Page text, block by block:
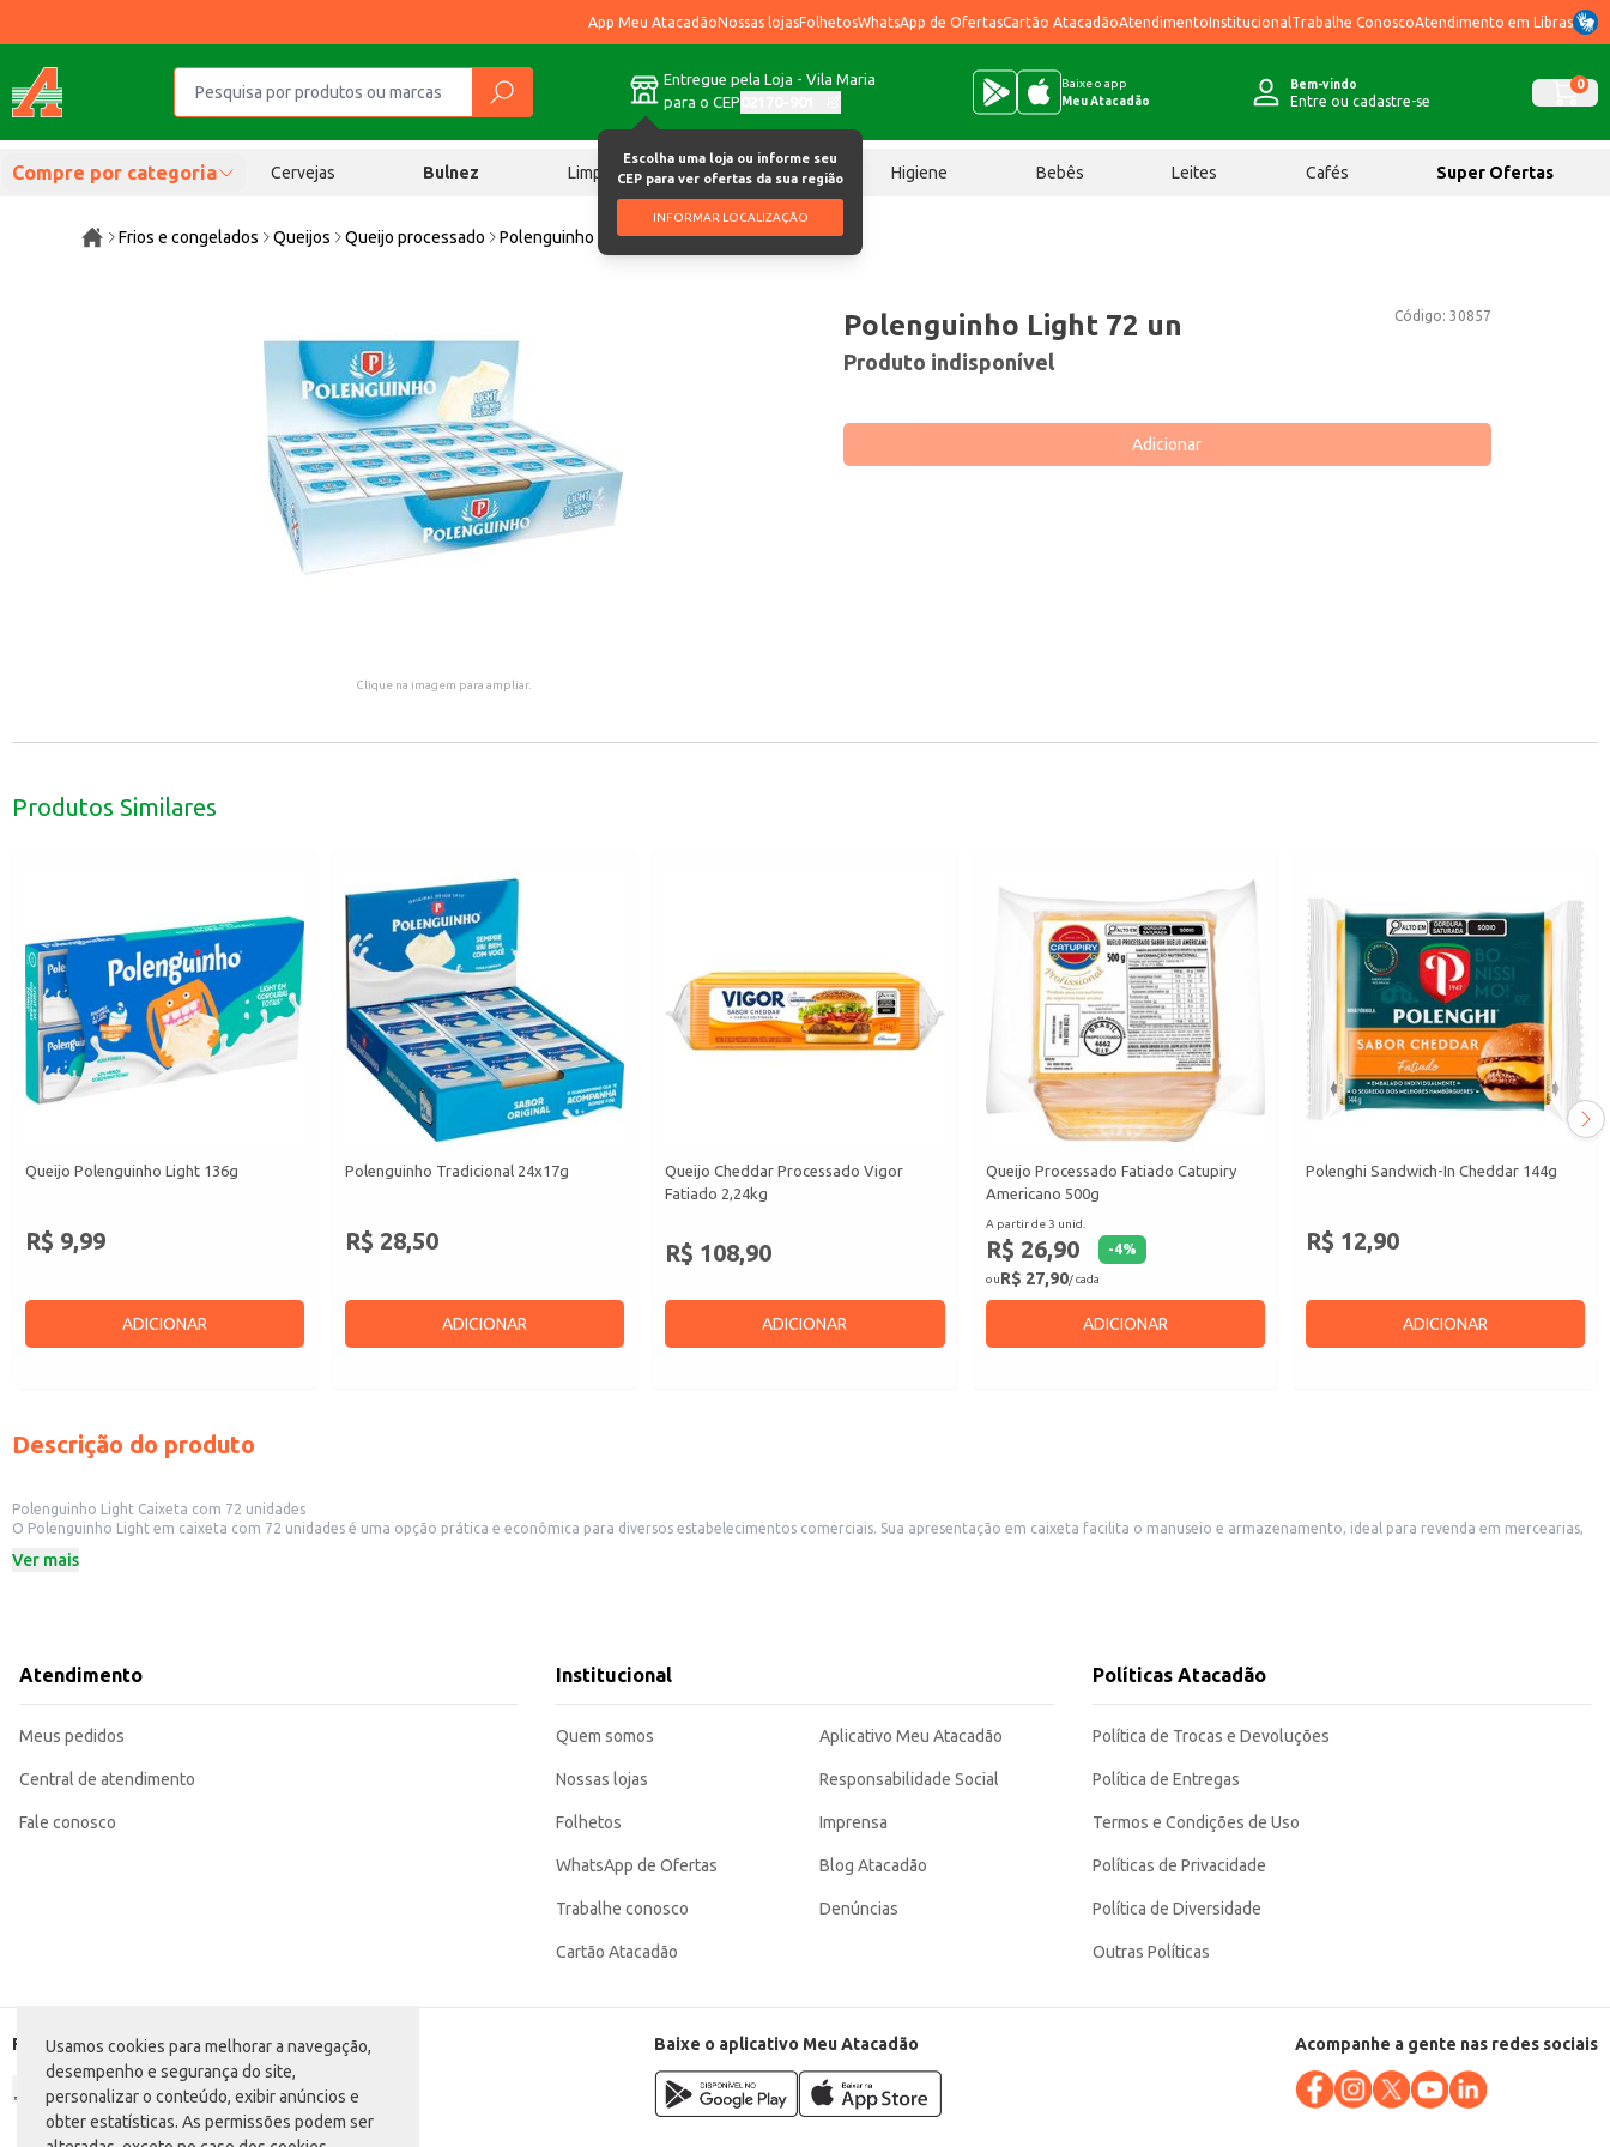
Usamos cookies para melhorar a navegação,
desempenho e segurança do site,
personalizar o conteúdo, exibir anúncios e
obter estatísticas. As permissões podem ser
App Meu AtacadãoNossas lojasFolhetosWhatsApp de OfertasCartão AtacadãoAtendimentoInstitucional Trabalhe ConoscoAtendimento em Libras
Entregue pela Loja - Vila Maria
para o CEP
Escolha uma loja ou informe seu
CEP para ver ofertas da sua região
INFORMAR LOCALIZAÇÃO
Baixe o app
Meu Atacadão
Bem-vindo
Entre ou cadastre-se
0
Compre por categoria Cervejas Bulnez Limpeza Chocolates Higiene Bebês Leites Cafés Super Ofertas
Frios e congelados Queijos Queijo processado Polenguinho Light 72 un
Clique na imagem para ampliar.
Código: 30857
Polenguinho Light 72 un
Produto indisponível
Adicionar
Produtos Similares
Queijo Polenguinho Light 136g
R$ 9,99
ADICIONAR
Polenguinho Tradicional 24x17g
R$ 28,50
ADICIONAR
Queijo Cheddar Processado Vigor
Fatiado 2,24kg
R$ 108,90
ADICIONAR
Queijo Processado Fatiado Catupiry
Americano 500g
A partir de 3 unid.
R$ 26,90 -4%
ouR$ 27,90/ cada
ADICIONAR
Polenghi Sandwich-In Cheddar 144g
R$ 12,90
ADICIONAR
Descrição do produto
Polenguinho Light Caixeta com 72 unidades
O Polenguinho Light em caixeta com 72 unidades é uma opção prática e econômica para diversos estabelecimentos comerciais. Sua apresentação em caixeta facilita o manuseio e armazenamento, ideal para revenda em mercearias,
Dicas de uso:
Com seu formato compacto e quantidade em atacado, o Polenguinho Light em caixeta proporciona praticidade e um bom custo-benefício para quem busca atender a uma demanda maior. Sua versatilidade permite atender a
diferentes necessidades, desde o abastecimento de estabelecimentos comerciais até o consumo doméstico.
Marca: Polenghi
Categoria: Queijo processado
EAN: 7891143017863
Ver mais
Atendimento
Meus pedidos
Central de atendimento
Fale conosco
Institucional
Quem somos
Nossas lojas
Folhetos
WhatsApp de Ofertas
Trabalhe conosco
Cartão Atacadão
Aplicativo Meu Atacadão
Responsabilidade Social
Imprensa
Blog Atacadão
Denúncias
Políticas Atacadão
Política de Trocas e Devoluções
Política de Entregas
Termos e Condições de Uso
Políticas de Privacidade
Política de Diversidade
Outras Políticas
Formas de pagamento Baixe o aplicativo Meu Atacadão Acompanhe a gente nas redes sociais